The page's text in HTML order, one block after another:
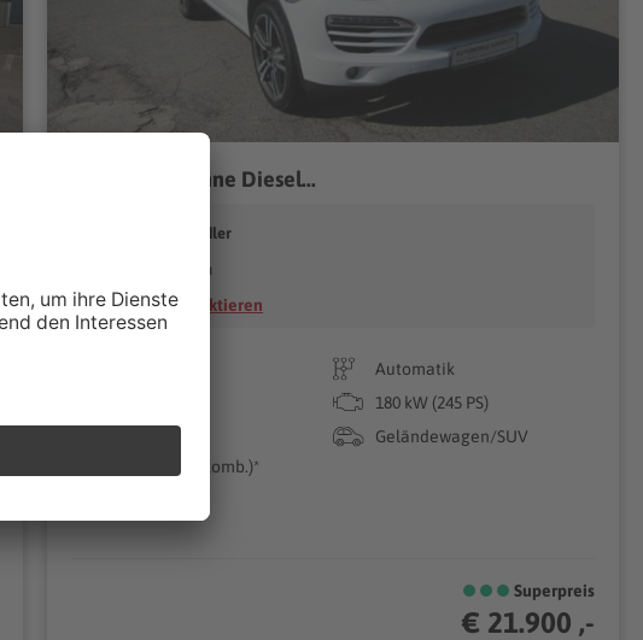
Porsche Cayenne Diesel...
Automobile Schädler
78333 Stockach
Händler kontaktieren
Automatik
180 kW (245 PS)
Geländewagen/SUV
0g CO₂/km (komb.)*
Superpreis
€ 21.900 ,-